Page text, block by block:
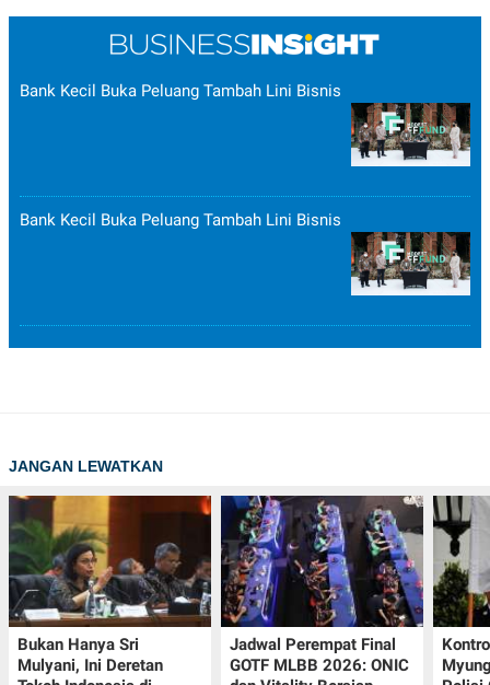
Bank Kecil Buka Peluang Tambah Lini Bisnis
Bank Kecil Buka Peluang Tambah Lini Bisnis
JANGAN LEWATKAN
Bukan Hanya Sri
Mulyani, Ini Deretan
Jadwal Perempat Final
GOTF MLBB 2026: ONIC